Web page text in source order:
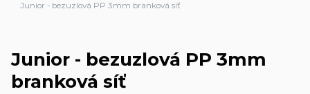
Junior - bezuzlová PP 3mm branková síť
Junior - bezuzlová PP 3mm
branková síť